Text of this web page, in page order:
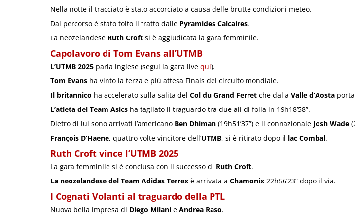
Nella notte il tracciato è stato accorciato a causa delle brutte condizioni meteo.
Dal percorso è stato tolto il tratto dalle Pyramides Calcaires.
La neozelandese Ruth Croft si è aggiudicata la gara femminile.
Capolavoro di Tom Evans all’UTMB
L’UTMB 2025 parla inglese (segui la gara live qui).
Tom Evans ha vinto la terza e più attesa Finals del circuito mondiale.
Il britannico ha accelerato sulla salita del Col du Grand Ferret che dalla Valle d’Aosta
L’atleta del Team Asics ha tagliato il traguardo tra due ali di folla in 19h18’58”.
Dietro di lui sono arrivati l’americano Ben Dhiman (19h51’37”) e il connazionale Josh Wade
François D’Haene, quattro volte vincitore dell’UTMB, si è ritirato dopo il lac Combal.
Ruth Croft vince l’UTMB 2025
La gara femminile si è conclusa con il successo di Ruth Croft.
La neozelandese del Team Adidas Terrex è arrivata a Chamonix 22h56’23” dopo il via.
I Cognati Volanti al traguardo della PTL
Nuova bella impresa di Diego Milani e Andrea Raso.